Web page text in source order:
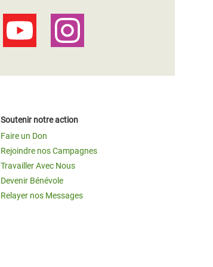
Soutenir notre action
Faire un Don
Rejoindre nos Campagnes
Travailler Avec Nous
Devenir Bénévole
Relayer nos Messages